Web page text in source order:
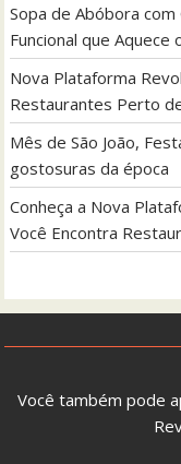
Sopa de Abóbora com
Funcional que Aquece
Nova Plataforma
Restaurantes Perto
Mês de São João,
gostosuras da época
Conheça a Nova
Você Encontra
Você também pode